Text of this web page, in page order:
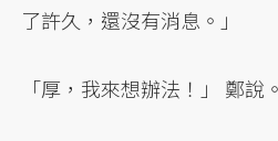
了許久，還沒有消息。」
「厚，我來想辦法！」 鄭說。